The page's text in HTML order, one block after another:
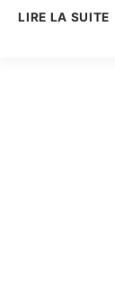
LIRE LA SUITE